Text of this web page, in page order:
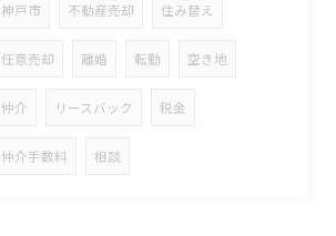
神戸市 不動産売却 住み替え
任意売却 離婚 転勤 空き地
仲介 リースバック 税金
仲介手数料 相談